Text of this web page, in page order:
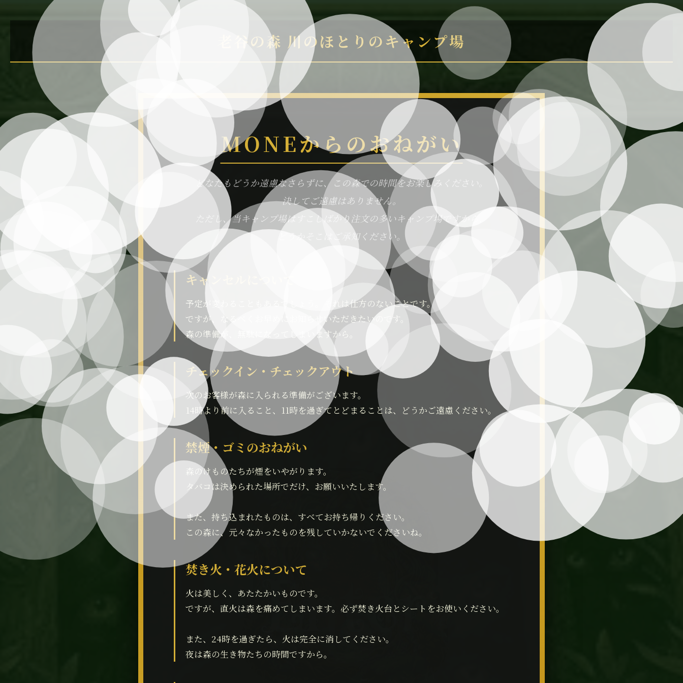
老谷の森 川のほとりのキャンプ場
MONEからのおねがい
どなたもどうか遠慮なさらずに、この森での時間をお楽しみください。
決してご遠慮はありません。
ただし、当キャンプ場はすこしばかり注文の多いキャンプ場ですから、
どうかそこはご承知ください。
キャンセルについて
予定が変わることもあるでしょう。それは仕方のないことです。
ですが、なるべくお早めにお知らせいただきたいのです。
森の準備が、無駄になってしまいますから。
チェックイン・チェックアウト
次のお客様が森に入られる準備がございます。
14時より前に入ること、11時を過ぎてとどまることは、どうかご遠慮ください。
禁煙・ゴミのおねがい
森のけものたちが煙をいやがります。
タバコは決められた場所でだけ、お願いいたします。
また、持ち込まれたものは、すべてお持ち帰りください。
この森に、元々なかったものを残していかないでくださいね。
焚き火・花火について
火は美しく、あたたかいものです。
ですが、直火は森を痛めてしまいます。必ず焚き火台とシートをお使いください。
また、24時を過ぎたら、火は完全に消してください。
夜は森の生き物たちの時間ですから。